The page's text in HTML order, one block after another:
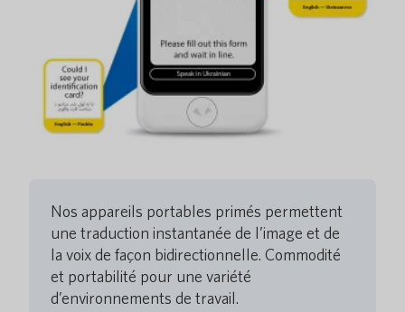
Nos appareils portables primés permettent
une traduction instantanée de l’image et de
la voix de façon bidirectionnelle. Commodité
et portabilité pour une variété
d’environnements de travail.